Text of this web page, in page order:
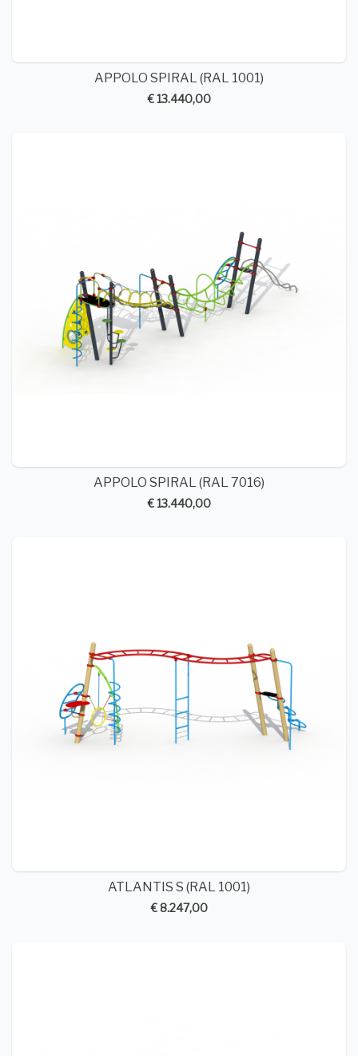
APPOLO SPIRAL (RAL 1001)
€ 13.440,00
APPOLO SPIRAL (RAL 7016)
€ 13.440,00
ATLANTIS S (RAL 1001)
€ 8.247,00